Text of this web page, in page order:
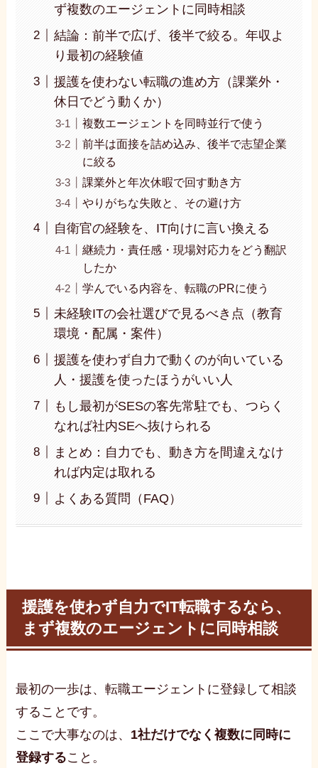
ず複数のエージェントに同時相談
結論：前半で広げ、後半で絞る。年収よ
り最初の経験値
援護を使わない転職の進め方（課業外・
休日でどう動くか）
複数エージェントを同時並行で使う
前半は面接を詰め込み、後半で志望企業
に絞る
課業外と年次休暇で回す動き方
やりがちな失敗と、その避け方
自衛官の経験を、IT向けに言い換える
継続力・責任感・現場対応力をどう翻訳
したか
学んでいる内容を、転職のPRに使う
未経験ITの会社選びで見るべき点（教育
環境・配属・案件）
援護を使わず自力で動くのが向いている
人・援護を使ったほうがいい人
もし最初がSESの客先常駐でも、つらく
なれば社内SEへ抜けられる
まとめ：自力でも、動き方を間違えなけ
れば内定は取れる
よくある質問（FAQ）
援護を使わず自力でIT転職するなら、
まず複数のエージェントに同時相談
最初の一歩は、転職エージェントに登録して相談
することです。
ここで大事なのは、 1社だけでなく複数に同時に
登録すること。